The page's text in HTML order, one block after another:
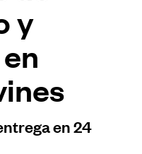
y
en 24